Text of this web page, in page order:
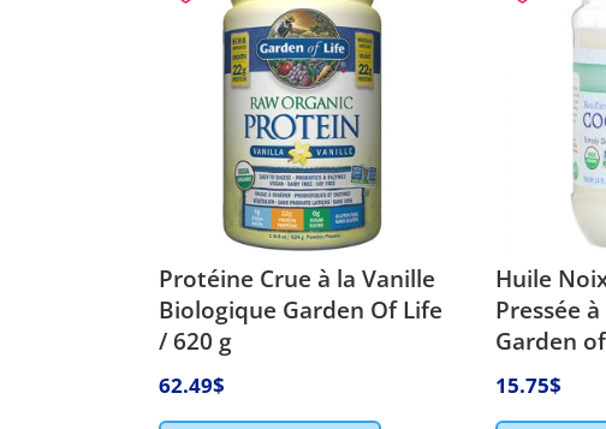
Protéine Crue à la Vanille
Biologique Garden Of Life
/ 620 g
62.49$
Huile
Pressée
Garden
15.75$